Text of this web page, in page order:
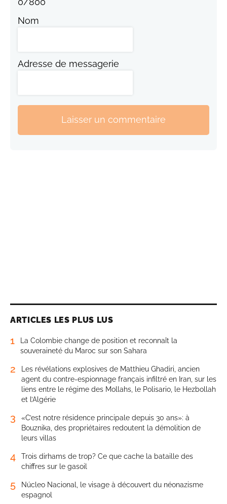
Nom
Adresse de messagerie
Laisser un commentaire
ARTICLES LES PLUS LUS
1
La Colombie change de position et reconnaît la
souveraineté du Maroc sur son Sahara
2
Les révélations explosives de Matthieu Ghadiri, ancien
agent du contre-espionnage français infiltré en Iran, sur les
liens entre le régime des Mollahs, le Polisario, le Hezbollah
et l’Algérie
3
«C’est notre résidence principale depuis 30 ans»: à
Bouznika, des propriétaires redoutent la démolition de
leurs villas
4
Trois dirhams de trop? Ce que cache la bataille des
chiffres sur le gasoil
5
Núcleo Nacional, le visage à découvert du néonazisme
espagnol